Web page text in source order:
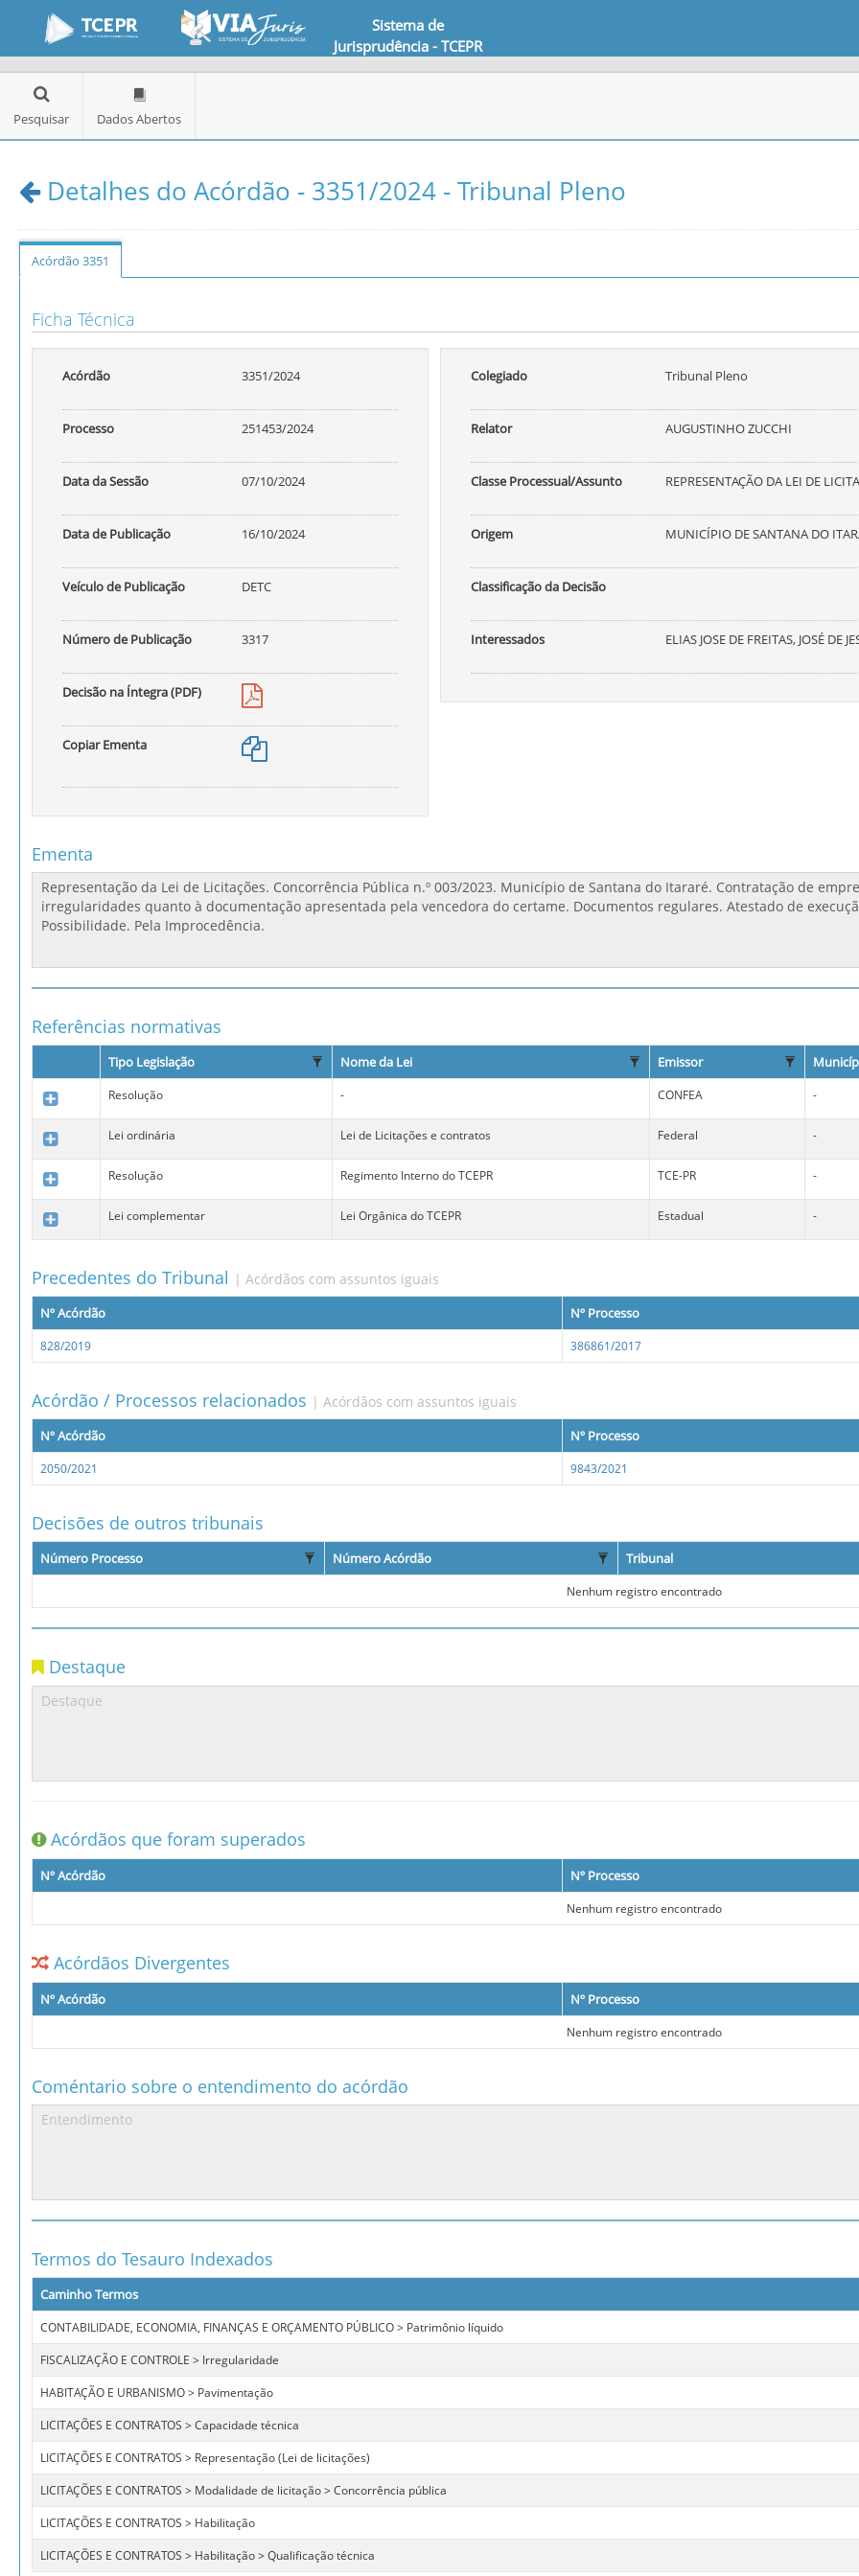
Sistema de
Jurisprudência - TCEPR
Pesquisar Dados Abertos
Detalhes do Acórdão - 3351/2024 - Tribunal Pleno
Acórdão 3351
Ficha Técnica
Acórdão 3351/2024
Processo 251453/2024
Data da Sessão 07/10/2024
Data de Publicação 16/10/2024
Veículo de Publicação DETC
Número de Publicação 3317
Decisão na Íntegra (PDF)
Copiar Ementa
Colegiado Tribunal Pleno
Relator AUGUSTINHO ZUCCHI
Classe Processual/Assunto REPRESENTAÇÃO DA LEI DE
Origem MUNICÍPIO DE SANTANA DO
Classificação da Decisão
Interessados ELIAS JOSE DE FREITAS, JOSÉ DE
Ementa
Referências normativas
Tipo Legislação Nome da Lei Emissor
Resolução - CONFEA -
Lei ordinária Lei de Licitações e contratos Federal -
Resolução Regimento Interno do TCEPR TCE-PR -
Lei complementar Lei Orgânica do TCEPR Estadual -
Precedentes do Tribunal | Acórdãos com assuntos iguais
Nº Acórdão
Nº Processo
828/2019 386861/2017
Acórdão / Processos relacionados | Acórdãos com assuntos iguais
Nº Acórdão
Nº Processo
2050/2021 9843/2021
Decisões de outros tribunais
Número Processo Número Acórdão Tribunal
Nenhum registro encontrado
Destaque
Acórdãos que foram superados
Nº Acórdão Nº Processo
Nenhum registro encontrado
Acórdãos Divergentes
Nº Acórdão Nº Processo
Nenhum registro encontrado
Coméntario sobre o entendimento do acórdão
Termos do Tesauro Indexados
Caminho Termos
CONTABILIDADE, ECONOMIA, FINANÇAS E ORÇAMENTO PÚBLICO > Patrimônio líquido
FISCALIZAÇÃO E CONTROLE > Irregularidade
HABITAÇÃO E URBANISMO > Pavimentação
LICITAÇÕES E CONTRATOS > Capacidade técnica
LICITAÇÕES E CONTRATOS > Representação (Lei de licitações)
LICITAÇÕES E CONTRATOS > Modalidade de licitação > Concorrência pública
LICITAÇÕES E CONTRATOS > Habilitação
LICITAÇÕES E CONTRATOS > Habilitação > Qualificação técnica